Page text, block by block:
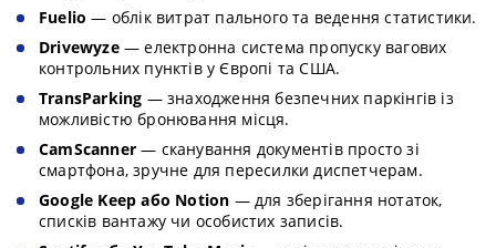
Fuelio — облік витрат пального та ведення статистики.
Drivewyze— електронна система пропуску вагових
контрольних пунктів у Європі та США.
TransParking — знаходження безпечних паркінгів із
можливістю бронювання місця.
CamScanner — сканування документів просто зі
смартфона, зручне для пересилки диспетчерам.
Google Keep або Notion — для зберігання нотаток,
списків вантажу чи особистих записів.